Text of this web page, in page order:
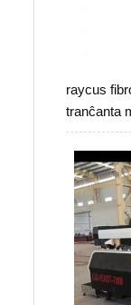
raycus
tranĉanta